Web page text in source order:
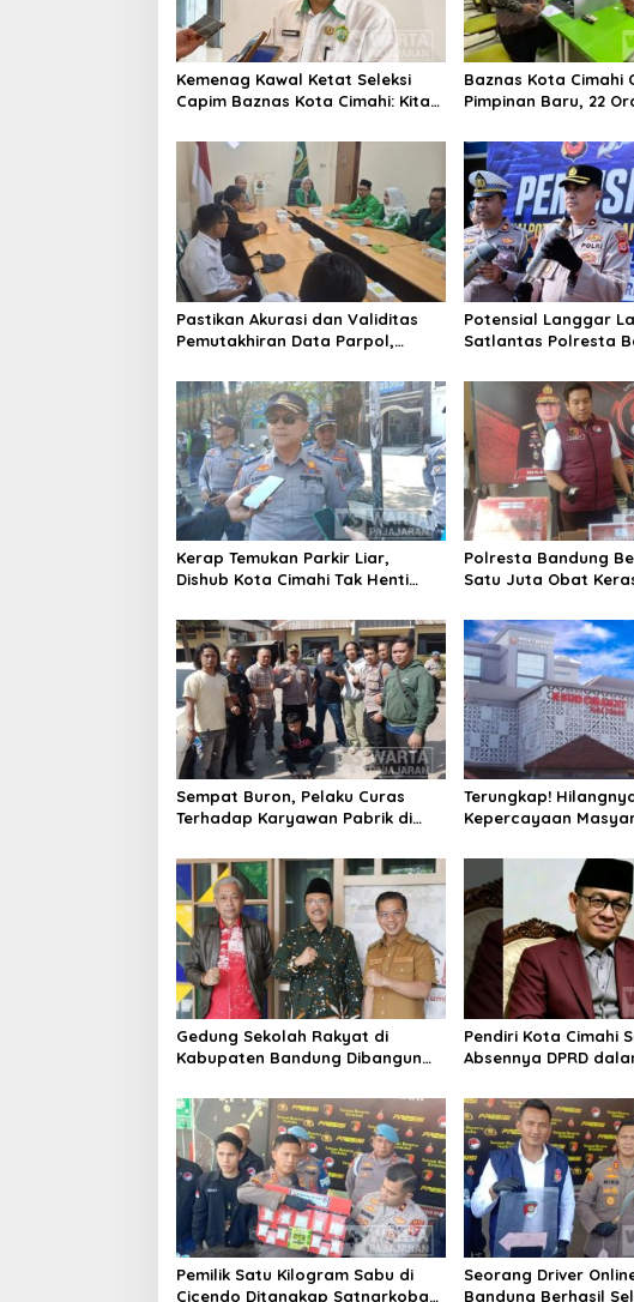
Kemenag Kawal Ketat Seleksi
Capim Baznas Kota Cimahi: Kita
Berintegritas
Baznas Kota Cimahi
Pimpinan Baru, 22
Pastikan Akurasi dan Validitas
Pemutakhiran Data Parpol,
Pengawasan
Potensial Langgar
Satlantas Polresta
Brong
Kerap Temukan Parkir Liar,
Dishub Kota Cimahi Tak Henti
Polresta Bandung
Satu Juta Obat
Sempat Buron, Pelaku Curas
Terhadap Karyawan Pabrik di
Polisi
Terungkap!
Kepercayaan
Rebranding RSUD
Gedung Sekolah Rakyat di
Kabupaten Bandung Dibangun
Ribu Siswa
Pendiri Kota Cimahi
Absennya DPRD
Cibabat
Pemilik Satu Kilogram Sabu di
Cicendo Ditangkap Satnarkoba
Seorang Driver
Bandung Berhasil